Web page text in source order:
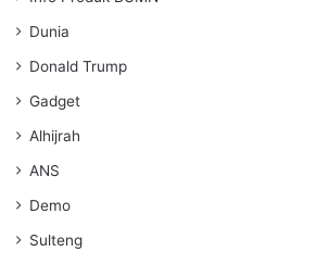
Dunia
Donald Trump
Gadget
Alhijrah
ANS
Demo
Sulteng